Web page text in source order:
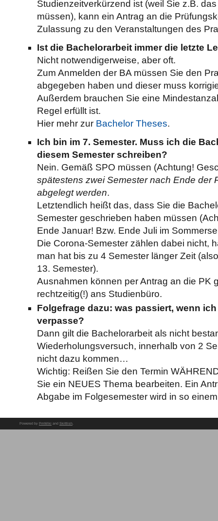
Studienzeitverkürzend ist (weil Sie z.B.
müssen), kann ein Antrag an die
Zulassung zu den Veranstaltungen des
Ist die Bachelorarbeit immer die letzte
Nicht notwendigerweise, aber oft.
Zum Anmelden der BA müssen Sie den
abgegeben haben und dieser muss
Außerdem brauchen Sie eine
Regel erfüllt ist.
Hier mehr zur Bachelor Theses.
Ich bin im 7. Semester. Muss ich die
diesem Semester schreiben?
Nein. Gemäß SPO müssen (Achtung!
spätestens zwei Semester nach Ende der
abgelegt werden.
Letztendlich heißt das, dass Sie die
Semester geschrieben haben müssen
Ende Januar! Bzw. Ende Juli im
Die Corona-Semester zählen dabei nicht,
man hat bis zu 4 Semester länger Zeit
13. Semester).
Ausnahmen können per Antrag an die PK
rechtzeitig(!) ans Studienbüro.
Folgefrage dazu: was passiert, wenn
verpasse?
Dann gilt die Bachelorarbeit als nicht
Wiederholungsversuch, innerhalb von 2
nicht dazu kommen…
Wichtig: Reißen Sie den Termin
Sie ein NEUES Thema bearbeiten. Ein
Abgabe im Folgesemester wird in so
Powered by PmWiki and Skittlish.